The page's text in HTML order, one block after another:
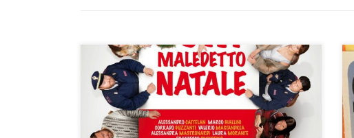
Maledettamente divertente, surreale, satirico, comico
da far veramente ridere. Ogni maledetto Natale, film
italiano del 2014 diretto da Giacomo Ciarrapico, Mattia
Torre e Luca Vendruscolo, è un film difficile da
categorizzare in un unico genere. Potrebbe essere